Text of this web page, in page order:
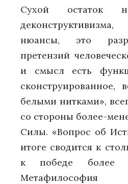
Сухой остаток
нюансы, это
претензий
и смысл есть
сконструированное,
белыми нитками»,
со стороны более-
Силы. «Вопрос об
итоге сводится к
к победе более
Метафилософия